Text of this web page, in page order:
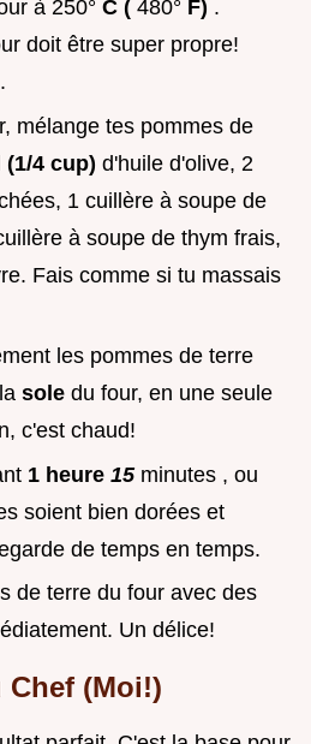
à 250° C ( 480° F) .
doit être super propre!
mélange tes pommes de
(1/4 cup) d'huile d'olive, 2
1 cuillère à soupe de
à soupe de thym frais,
Fais comme si tu massais
les pommes de terre
sole du four, en une seule
c'est chaud!
1 heure 15 minutes , ou
soient bien dorées et
de temps en temps.
de terre du four avec des
Un délice!
Chef (Moi!)